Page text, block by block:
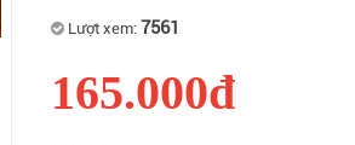
Lượt xem: 7561
165.000đ